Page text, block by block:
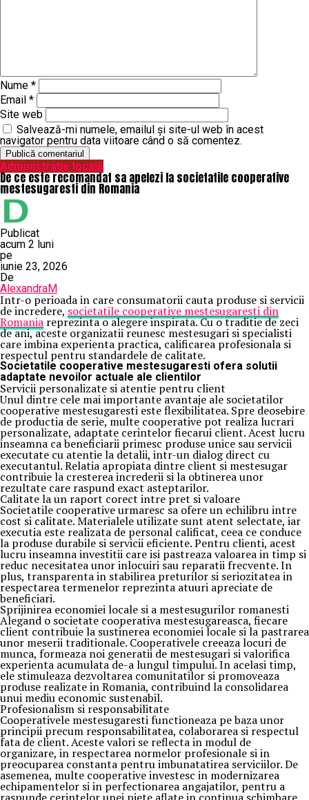
Nume *
Email *
Site web
Salvează-mi numele, emailul și site-ul web în acest
navigator pentru data viitoare când o să comentez.
Administrație locală
De ce este recomandat sa apelezi la societatile cooperative
mestesugaresti din Romania
Publicat
acum 2 luni
pe
iunie 23, 2026
De
AlexandraM
Intr-o perioada in care consumatorii cauta produse si servicii
de incredere, societatile cooperative mestesugaresti din
Romania reprezinta o alegere inspirata. Cu o traditie de zeci
de ani, aceste organizatii reunesc mestesugari si specialisti
care imbina experienta practica, calificarea profesionala si
respectul pentru standardele de calitate.
Societatile cooperative mestesugaresti ofera solutii
adaptate nevoilor actuale ale clientilor
Servicii personalizate si atentie pentru client
Unul dintre cele mai importante avantaje ale societatilor
cooperative mestesugaresti este flexibilitatea. Spre deosebire
de productia de serie, multe cooperative pot realiza lucrari
personalizate, adaptate cerintelor fiecarui client. Acest lucru
inseamna ca beneficiarii primesc produse unice sau servicii
executate cu atentie la detalii, intr-un dialog direct cu
executantul. Relatia apropiata dintre client si mestesugar
contribuie la cresterea increderii si la obtinerea unor
rezultate care raspund exact asteptarilor.
Calitate la un raport corect intre pret si valoare
Societatile cooperative urmaresc sa ofere un echilibru intre
cost si calitate. Materialele utilizate sunt atent selectate, iar
executia este realizata de personal calificat, ceea ce conduce
la produse durabile si servicii eficiente. Pentru clienti, acest
lucru inseamna investitii care isi pastreaza valoarea in timp si
reduc necesitatea unor inlocuiri sau reparatii frecvente. In
plus, transparenta in stabilirea preturilor si seriozitatea in
respectarea termenelor reprezinta atuuri apreciate de
beneficiari.
Sprijinirea economiei locale si a mestesugurilor romanesti
Alegand o societate cooperativa mestesugareasca, fiecare
client contribuie la sustinerea economiei locale si la pastrarea
unor meserii traditionale. Cooperativele creeaza locuri de
munca, formeaza noi generatii de mestesugari si valorifica
experienta acumulata de-a lungul timpului. In acelasi timp,
ele stimuleaza dezvoltarea comunitatilor si promoveaza
produse realizate in Romania, contribuind la consolidarea
unui mediu economic sustenabil.
Profesionalism si responsabilitate
Cooperativele mestesugaresti functioneaza pe baza unor
principii precum responsabilitatea, colaborarea si respectul
fata de client. Aceste valori se reflecta in modul de
organizare, in respectarea normelor profesionale si in
preocuparea constanta pentru imbunatatirea serviciilor. De
asemenea, multe cooperative investesc in modernizarea
echipamentelor si in perfectionarea angajatilor, pentru a